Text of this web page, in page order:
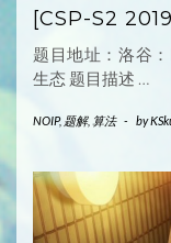
[CSP-S2
题目地址：洛谷
生态 题目描述 …
NOIP, 题解, 算法 - by